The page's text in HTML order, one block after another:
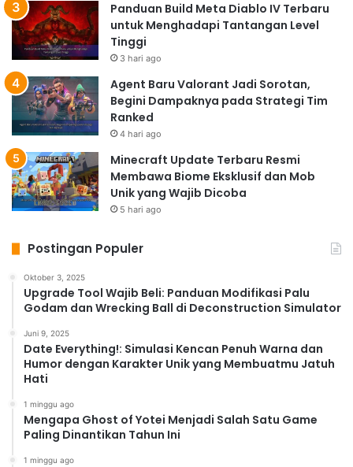
Panduan Build Meta Diablo IV Terbaru
untuk Menghadapi Tantangan Level
Tinggi
3 hari ago
Agent Baru Valorant Jadi Sorotan,
Begini Dampaknya pada Strategi Tim
Ranked
4 hari ago
Minecraft Update Terbaru Resmi
Membawa Biome Eksklusif dan Mob
Unik yang Wajib Dicoba
5 hari ago
Postingan Populer
Oktober 3, 2025
Upgrade Tool Wajib Beli: Panduan Modifikasi Palu
Godam dan Wrecking Ball di Deconstruction Simulator
Juni 9, 2025
Date Everything!: Simulasi Kencan Penuh Warna dan
Humor dengan Karakter Unik yang Membuatmu Jatuh
Hati
1 minggu ago
Mengapa Ghost of Yotei Menjadi Salah Satu Game
Paling Dinantikan Tahun Ini
1 minggu ago